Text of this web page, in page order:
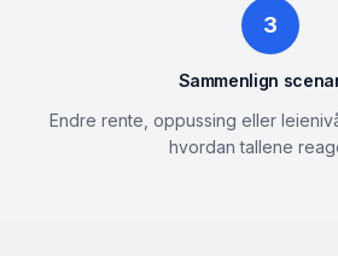
3
Sammenlign
Endre rente, oppussing eller
hvordan tallene